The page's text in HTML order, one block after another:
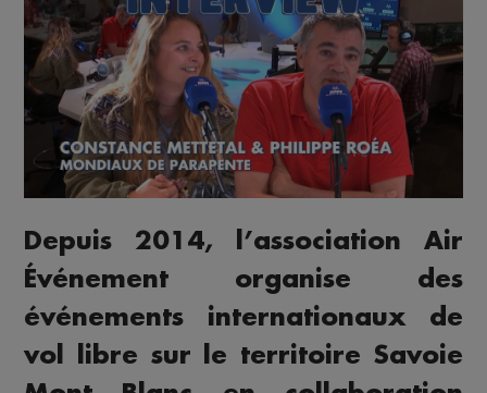
Depuis 2014, l’association Air
Événement organise des
événements internationaux de
vol libre sur le territoire Savoie